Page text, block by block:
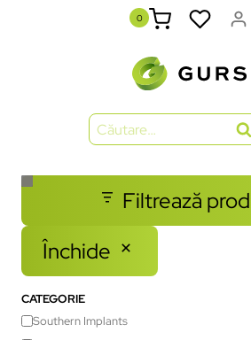
0
Filtrează
Închide
CATEGORIE
Southern Implants